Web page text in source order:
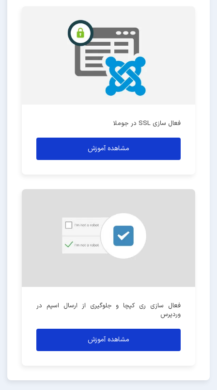
فعال سازی SSL در جوملا
مشاهده آموزش
فعال سازی ری کپچا و جلوگیری از ارسال اسپم در
وردپرس
مشاهده آموزش